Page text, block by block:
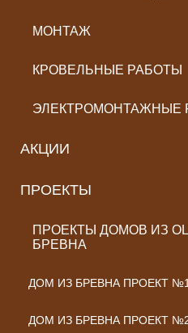
МОНТАЖ
КРОВЕЛЬНЫЕ РАБОТЫ
ЭЛЕКТРОМОНТАЖНЫЕ
АКЦИИ
ПРОЕКТЫ
ПРОЕКТЫ ДОМОВ ИЗ
БРЕВНА
ДОМ ИЗ БРЕВНА ПРОЕКТ №1
ДОМ ИЗ БРЕВНА ПРОЕКТ №2